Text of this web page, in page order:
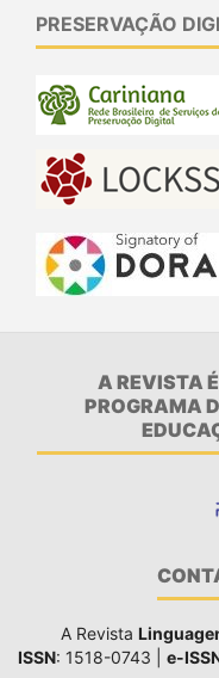
PRESERVAÇÃO
A REVISTA
PROGRAMA
A Revista
ISSN: 1518-0743 | e-